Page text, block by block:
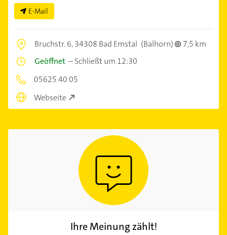
E-Mail
Bruchstr. 6,34308 Bad Emstal (Balhorn)
7,5 km
Geöffnet –Schließt um 12:30
05625 40 05
Webseite
Ihre Meinung zählt!